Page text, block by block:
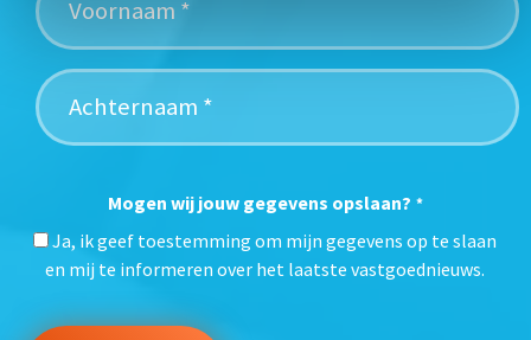
Mogen wij jouw gegevens opslaan? *
Ja, ik geef toestemming om mijn gegevens op te slaan
en mij te informeren over het laatste vastgoednieuws.